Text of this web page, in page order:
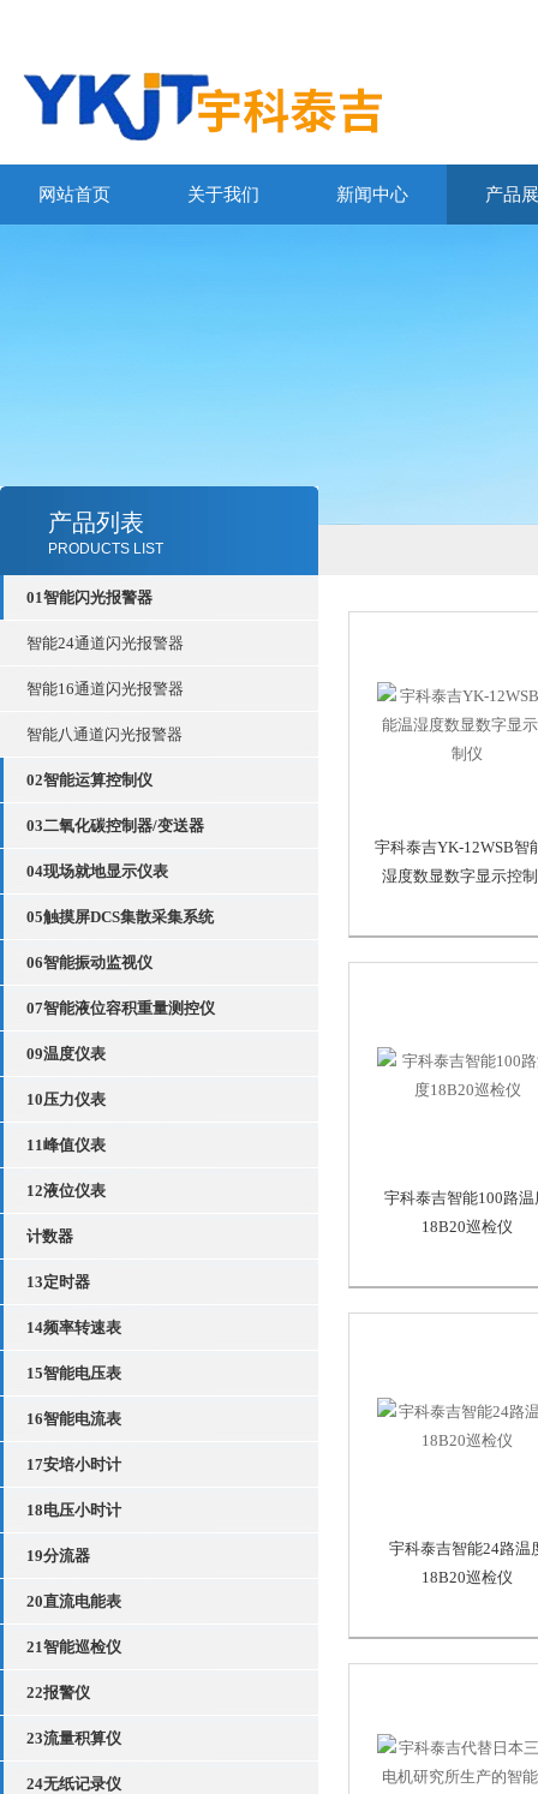
网站首页 关于我们 新闻中心 产品
产品列表
PRODUCTS LIST
01智能闪光报警器
智能24通道闪光报警器
智能16通道闪光报警器
智能八通道闪光报警器
02智能运算控制仪
03二氧化碳控制器/变送器
04现场就地显示仪表
05触摸屏DCS集散采集系统
06智能振动监视仪
07智能液位容积重量测控仪
09温度仪表
10压力仪表
11峰值仪表
12液位仪表
计数器
13定时器
14频率转速表
15智能电压表
16智能电流表
17安培小时计
18电压小时计
19分流器
20直流电能表
21智能巡检仪
22报警仪
23流量积算仪
24无纸记录仪
宇科泰吉YK-12WSB智
湿度数显数字显示控
宇科泰吉智能100路温
18B20巡检仪
宇科泰吉智能24路温
18B20巡检仪